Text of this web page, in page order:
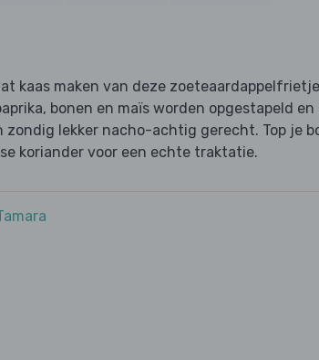
kaas maken van deze
bonen en maïs worden opgestapeld en
zondig lekker nacho-achtig gerecht. Top je
koriander voor een echte traktatie.